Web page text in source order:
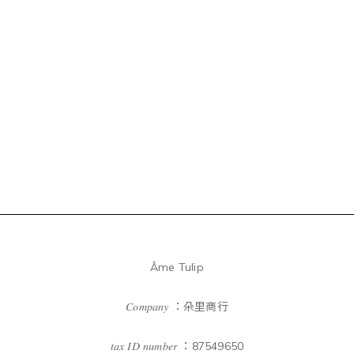
Âme Tulip
𝐶𝑜𝑚𝑝𝑎𝑛𝑦 ：朵里商行
𝑡𝑎𝑥 𝐼𝐷 𝑛𝑢𝑚𝑏𝑒𝑟 ：87549650